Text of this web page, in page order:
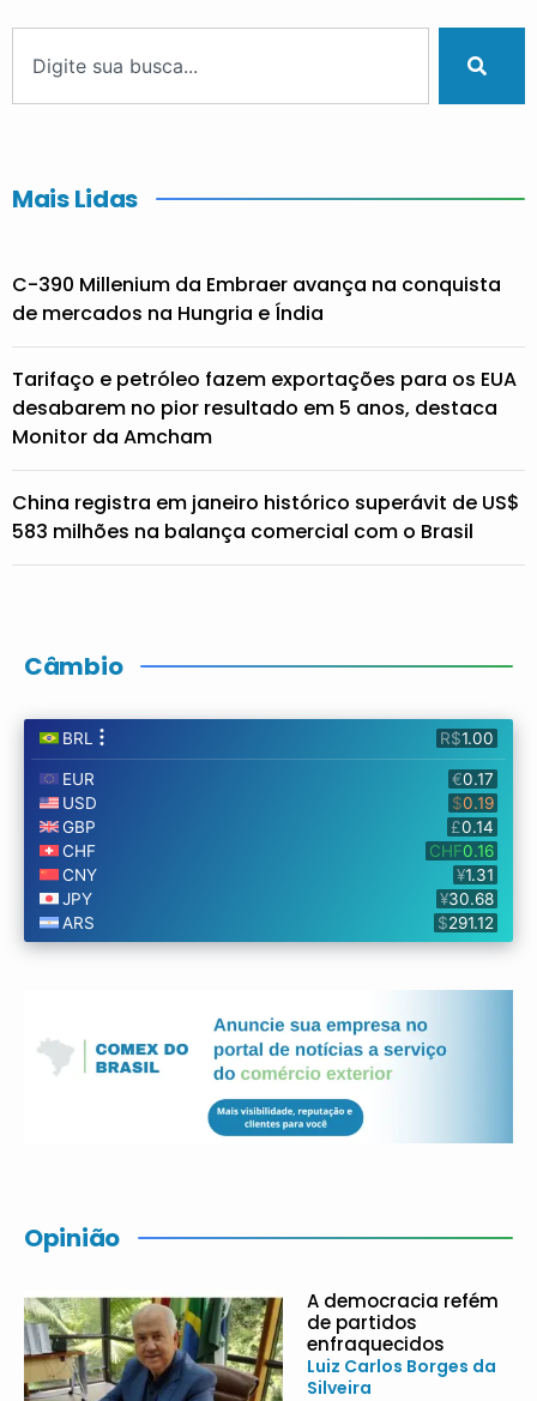
Mais Lidas
C-390 Millenium da Embraer avança na conquista
de mercados na Hungria e Índia
Tarifaço e petróleo fazem exportações para os EUA
desabarem no pior resultado em 5 anos, destaca
Monitor da Amcham
China registra em janeiro histórico superávit de US$
583 milhões na balança comercial com o Brasil
Câmbio
Opinião
A democracia refém
de partidos
enfraquecidos
Luiz Carlos Borges da
Silveira